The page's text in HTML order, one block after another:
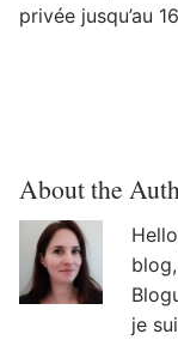
privée jusqu’au
About the
je